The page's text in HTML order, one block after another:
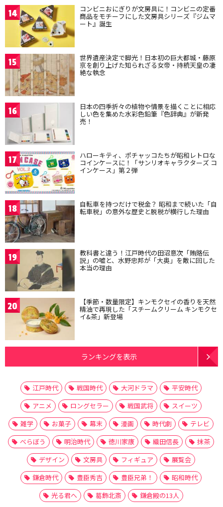
14 コンビニおにぎりが文房具に！コンビニの定番
商品をモチーフにした文房具シリーズ『ジムマ
ート』誕生
15 世界遺産決定で脚光！日本初の巨大都城・藤原
京を創り上げた知られざる女帝・持統天皇の凄
絶な執念
16 日本の四季折々の植物や情景を描くことに相応
しい色を集めた水彩色鉛筆『色辞典』が新発
売！
17 ハローキティ、ポチャッコたちが昭和レトロな
コインケースに！「サンリオキャラクターズ コ
インケース」第２弾
18 自転車を持つだけで税金？ 昭和まで続いた「自
転車税」の意外な歴史と脱税が横行した理由
19 教科書と違う！江戸時代の田沼意次「賄賂伝
説」の嘘と、水野忠邦が「大奥」を敵に回した
本当の理由
20 【季節・数量限定】キンモクセイの香りを天然
精油で再現した「スチームクリーム キンモクセ
イ&茶」新登場
ランキングを表示
江戸時代 戦国時代 大河ドラマ
平安時代
アニメ
ロングセラー 戦国武将
スイーツ
雑学
お菓子 幕末 漫画 時代劇
テレビ
べらぼう
明治時代 徳川家康 織田信長
抹茶
デザイン
文房具 フィギュア
展覧会
鎌倉時代
豊臣秀吉 豊臣兄弟！
昭和時代
光る君へ
葛飾北斎 鎌倉殿の13人